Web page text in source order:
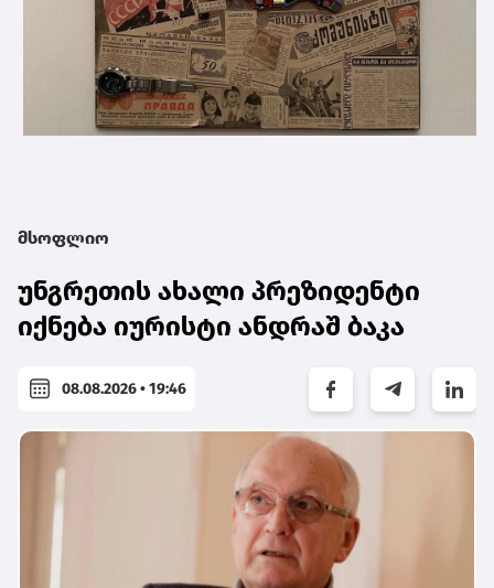
მსოფლიო
უნგრეთის ახალი პრეზიდენტი
იქნება იურისტი ანდრაშ ბაკა
08.08.2026 • 19:46